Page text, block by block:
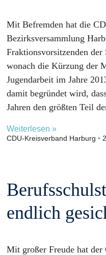
Mit Befremden hat die
Bezirksversammlung
Fraktionsvorsitzenden
wonach die Kürzung der
Jugendarbeit im Jahre
damit begründet wird,
Jahren den größten Teil
Weiterlesen »
CDU-Kreisverband Harburg
endlich
Mit großer Freude hat